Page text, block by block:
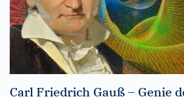
Carl Friedrich Gauß – Genie